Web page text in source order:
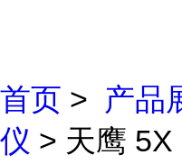
首页 > 产品
仪 > 天鹰